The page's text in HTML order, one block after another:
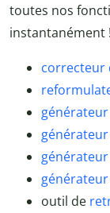
toutes nos
instantanément !
correcteur
générateur
outil de